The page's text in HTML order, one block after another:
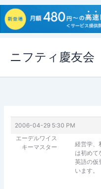
ス
ニフティ慶友会
2006-04-29 5:30 PM
エーデルワイス
キーマスター
経営学、
は初めて
英語の仮
います。